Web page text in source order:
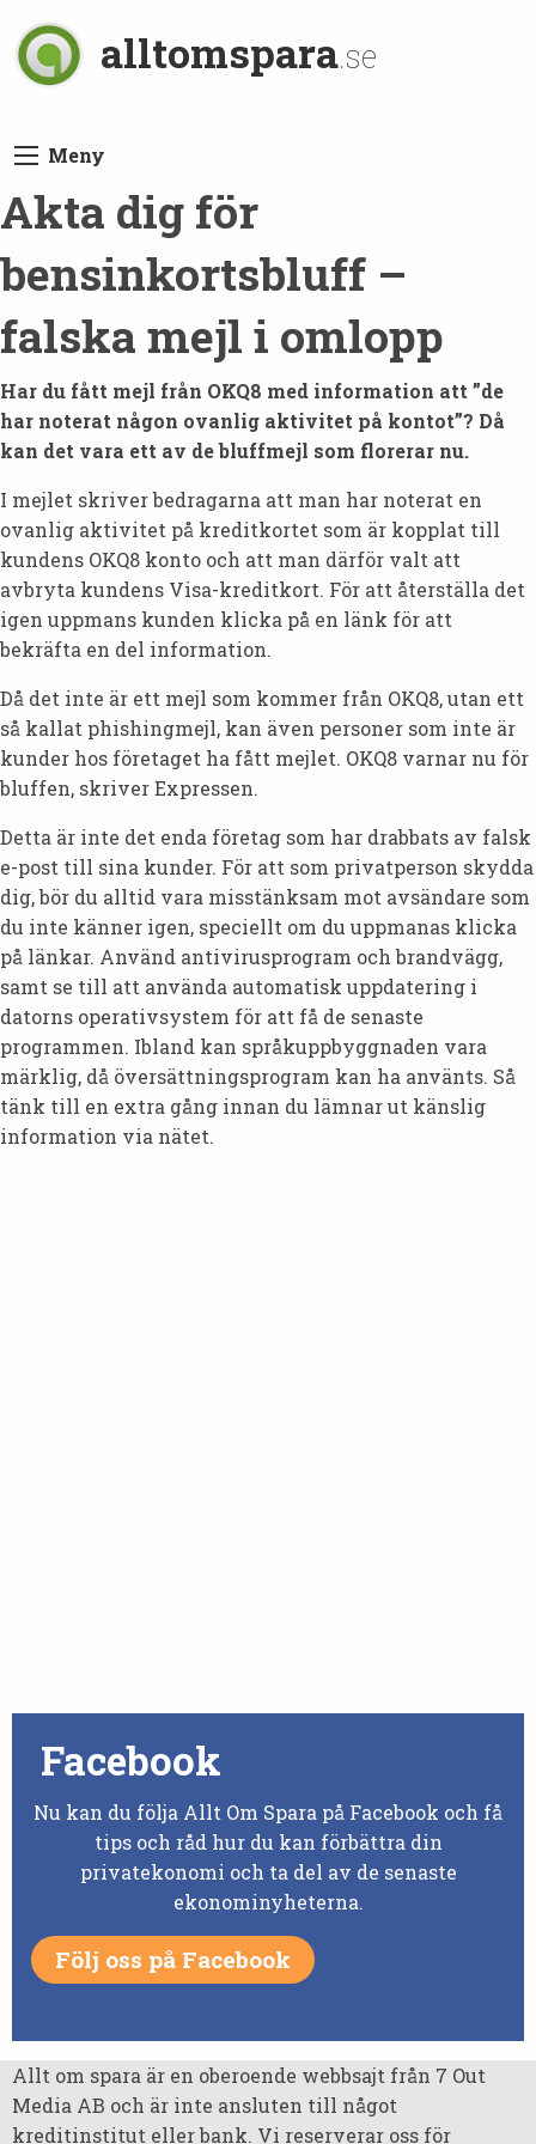
alltomspara.se
Meny
Akta dig för
bensinkortsbluff –
falska mejl i omlopp
Har du fått mejl från OKQ8 med information att ”de
har noterat någon ovanlig aktivitet på kontot”? Då
kan det vara ett av de bluffmejl som florerar nu.
I mejlet skriver bedragarna att man har noterat en
ovanlig aktivitet på kreditkortet som är kopplat till
kundens OKQ8 konto och att man därför valt att
avbryta kundens Visa-kreditkort. För att återställa det
igen uppmans kunden klicka på en länk för att
bekräfta en del information.
Då det inte är ett mejl som kommer från OKQ8, utan ett
så kallat phishingmejl, kan även personer som inte är
kunder hos företaget ha fått mejlet. OKQ8 varnar nu för
bluffen, skriver Expressen.
Detta är inte det enda företag som har drabbats av falsk
e-post till sina kunder. För att som privatperson skydda
dig, bör du alltid vara misstänksam mot avsändare som
du inte känner igen, speciellt om du uppmanas klicka
på länkar. Använd antivirusprogram och brandvägg,
samt se till att använda automatisk uppdatering i
datorns operativsystem för att få de senaste
programmen. Ibland kan språkuppbyggnaden vara
märklig, då översättningsprogram kan ha använts. Så
tänk till en extra gång innan du lämnar ut känslig
information via nätet.
Facebook
Nu kan du följa Allt Om Spara på Facebook och få
tips och råd hur du kan förbättra din
privatekonomi och ta del av de senaste
ekonominyheterna.
Följ oss på Facebook
Allt om spara är en oberoende webbsajt från 7 Out
Media AB och är inte ansluten till något
kreditinstitut eller bank. Vi reserverar oss för